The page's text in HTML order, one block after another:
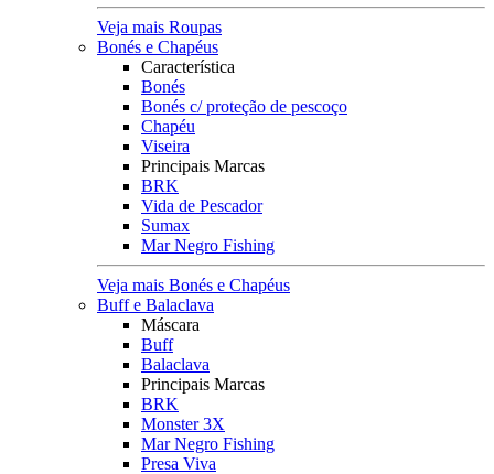
Veja mais Roupas
Bonés e Chapéus
Característica
Bonés
Bonés c/ proteção de pescoço
Chapéu
Viseira
Principais Marcas
BRK
Vida de Pescador
Sumax
Mar Negro Fishing
Veja mais Bonés e Chapéus
Buff e Balaclava
Máscara
Buff
Balaclava
Principais Marcas
BRK
Monster 3X
Mar Negro Fishing
Presa Viva